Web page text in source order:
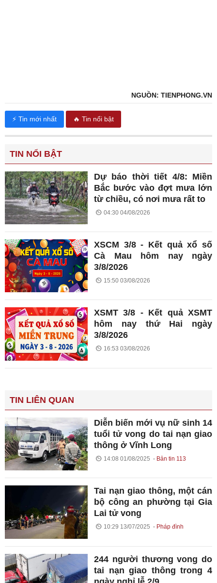
NGUỒN: TIENPHONG.VN
⚡ Tin mới nhất 🔥 Tin nổi bật
TIN NỔI BẬT
Dự báo thời tiết 4/8: Miền
Bắc bước vào đợt mưa lớn
từ chiều, có nơi mưa rất to
04:30 04/08/2026
XSCM 3/8 - Kết quả xổ số
Cà Mau hôm nay ngày
3/8/2026
15:50 03/08/2026
XSMT 3/8 - Kết quả XSMT
hôm nay thứ Hai ngày
3/8/2026
16:53 03/08/2026
TIN LIÊN QUAN
Diễn biến mới vụ nữ sinh 14
tuổi tử vong do tai nạn giao
thông ở Vĩnh Long
14:08 01/08/2025 Bản tin 113
Tai nạn giao thông, một cán
bộ công an phường tại Gia
Lai tử vong
10:29 13/07/2025 Pháp đình
244 người thương vong do
tai nạn giao thông trong 4